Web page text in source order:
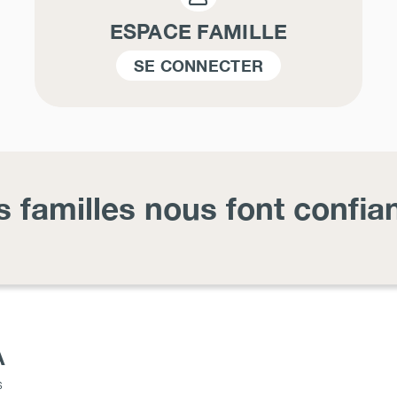
ESPACE FAMILLE
SE CONNECTER
familles nous font